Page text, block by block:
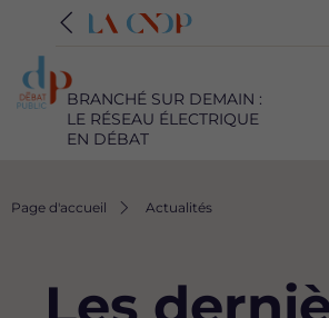
BRANCHÉ SUR DEMAIN :
LE RÉSEAU ÉLECTRIQUE
EN DÉBAT
Fil
Page d'accueil Actualités